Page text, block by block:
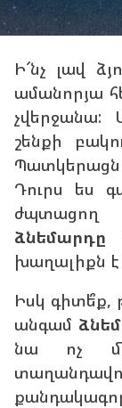
Ի՜նչ լավ
ամանորյա
չվերջանա:
շենքի
Դուրս ես
ժպտացող
ձնեմարդը
խաղալիքն
Իսկ
անգամ
նա ոչ